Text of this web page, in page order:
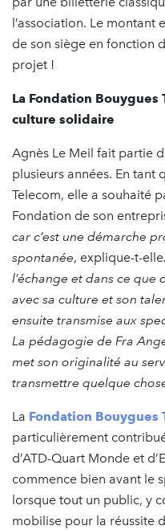
l’association. Le montant
de son siège en fonction
projet !
La Fondation
culture solidaire
Agnès Le Meil fait partie
plusieurs années. En
Telecom, elle a souhaité
Fondation de son
car c’est une démarche
spontanée, explique-t-elle
l’échange et dans ce que
avec sa culture et son
ensuite transmise aux
La pédagogie de Fra
met son originalité au
transmettre quelque
La Fondation Bouygues
particulièrement
d’ATD-Quart Monde et
commence bien avant le
lorsque tout un public, y
mobilise pour la réussite